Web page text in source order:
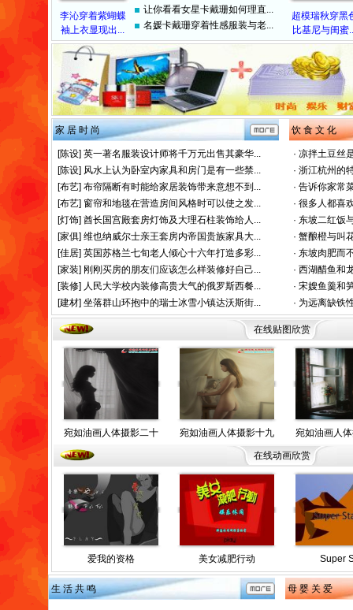
李沁穿着紫蝴蝶
袖上衣显现出...
让你看看女星卡戴珊如何理直...
名媛卡戴珊穿着性感服装与老...
超模瑞秋穿黑
比基尼与闺蜜
家 居 时 尚
[陈设] 英一著名服装设计师将千万元出售其豪华...
[陈设] 风水上认为卧室内家具和房门是有一些禁...
[布艺] 布帘隔断有时能给家居装饰带来意想不到...
[布艺] 窗帘和地毯在营造房间风格时可以使之发...
[灯饰] 酋长国宫殿套房灯饰及大理石柱装饰给人...
[家俱] 维也纳威尔士亲王套房内帝国贵族家具大...
[佳居] 英国苏格兰七旬老人倾心十六年打造多彩...
[家装] 刚刚买房的朋友们应该怎么样装修好自己...
[装修] 人民大学校内装修高贵大气的俄罗斯西餐...
[建材] 坐落群山环抱中的瑞士冰雪小镇达沃斯街...
饮 食 文 化
· 凉拌土豆丝
· 浙江杭州的
· 告诉你家常
· 很多人都喜
· 东坡二红饭
· 蟹酿橙与叫
· 东坡肉肥而
· 西湖醋鱼和
· 宋嫂鱼羹和
· 为远离缺铁
在线贴图欣赏
宛如油画人体摄影二十 宛如油画人体摄影十九 宛如油画人
在线动画欣赏
爱我的资格 美女减肥行动 Super
生 活 共 鸣 母 婴 关 爱